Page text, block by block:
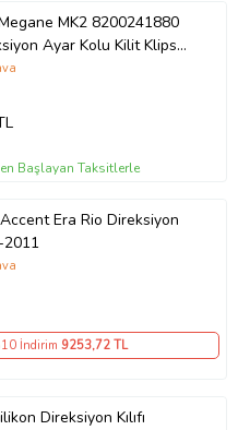
MK2 8200241880
Ayar Kolu Kilit Klips
Başlayan Taksitlerle
Era Rio Direksiyon
İndirim 9253,72 TL
Direksiyon Kılıfı